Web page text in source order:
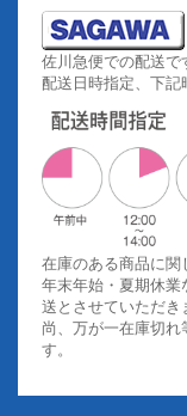
佐川急便での配送で
配送日時指定、下記
在庫のある商品に関
年末年始・夏期休
送とさせていただき
尚、万が一在庫切
す。